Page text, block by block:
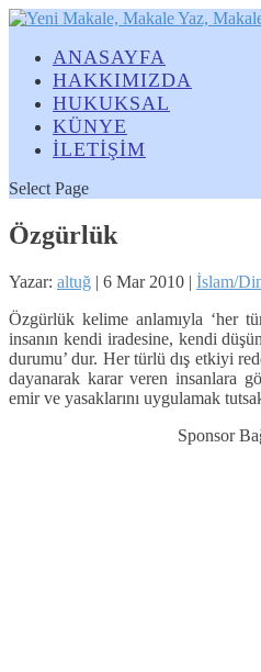
ANASAYFA
HAKKIMIZDA
HUKUKSAL
KÜNYE
İLETİŞİM
Select Page
Özgürlük
Yazar: altuğ | 6 Mar 2010 | İslam/
Özgürlük kelime anlamıyla ‘her
insanın kendi iradesine, kendi
durumu’ dur. Her türlü dış etkiyi
dayanarak karar veren insanlara
emir ve yasaklarını uygulamak
Sponsor